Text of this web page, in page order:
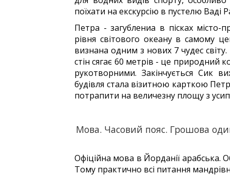
поїхати на екскурсію в пустелю Ваді
Петра - загублениа в пісках
рівня світового океану в самому
визнана одним з нових 7 чудес
стін сягає 60 метрів - це
рукотворними. Закінчується Сик
будівля стала візитною карткою
потрапити на величезну площу з
Мова. Часовий пояс. Грошова
Офіційна мова в Йорданії арабська.
Тому практично всі питання